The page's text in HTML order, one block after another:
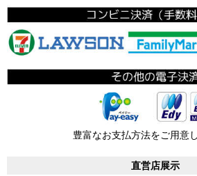
豊富なお支払方法をご用意
直営店展示